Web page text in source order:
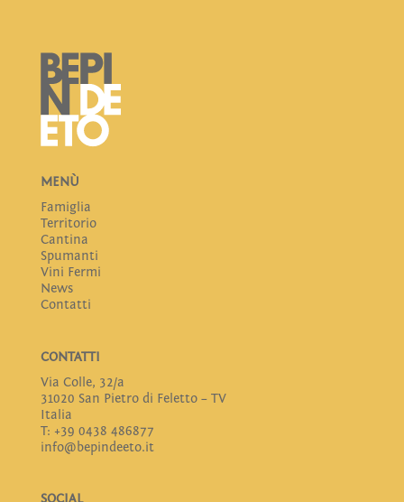
MENÙ
Famiglia
Territorio
Cantina
Spumanti
Vini Fermi
News
Contatti
CONTATTI
Via Colle, 32/a
31020 San Pietro di Feletto – TV
Italia
T: +39 0438 486877
info@bepindeeto.it
SOCIAL